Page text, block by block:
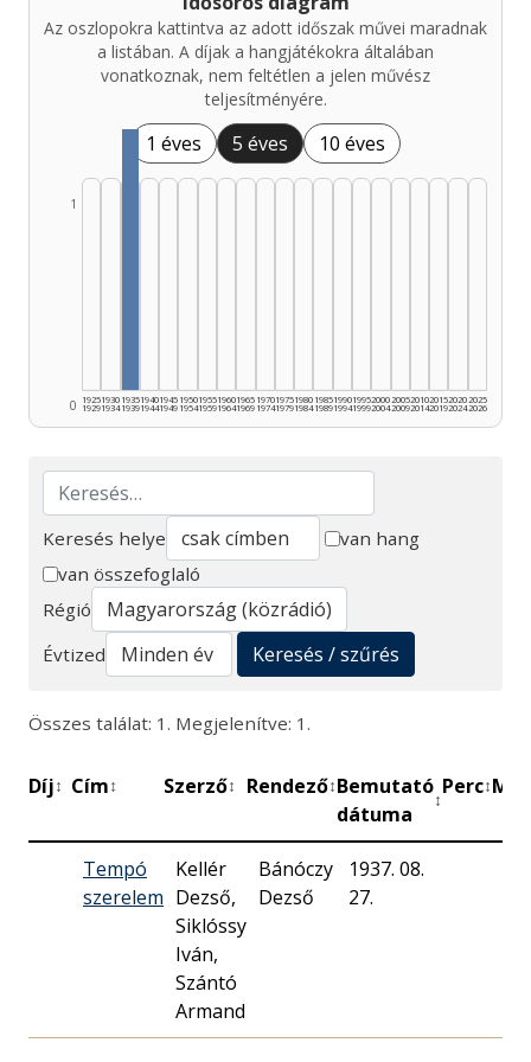
Az oszlopokra kattintva az adott időszak művei maradnak
a listában. A díjak a hangjátékokra általában
vonatkoznak, nem feltétlen a jelen művész
teljesítményére.
1 éves 5 éves 10 éves
0
1
1925
1929
1930
1934
1935
1939
1940
1944
1945
1949
1950
1954
1955
1959
1960
1964
1965
1969
1970
1974
1975
1979
1980
1984
1985
1989
1990
1994
1995
1999
2000
2004
2005
2009
2010
2014
2015
2019
2020
2024
2025
2026
Keresés
Keresés helye
van hang
van összefoglaló
Régió
Évtized
Keresés / szűrés
Összes találat: 1. Megjelenítve: 1.
Díj↕ Cím↕ Szerző↕ Rendező↕Bemutató
dátuma
↕
Perc↕
Tempó
szerelem
Kellér
Dezső,
Siklóssy
Iván,
Szántó
Armand
Bánóczy
Dezső
1937. 08.
27.